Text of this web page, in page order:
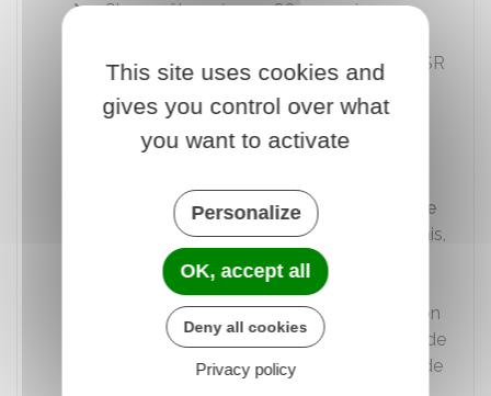
Si vous êtes né en 1988 ou après,
pratique du BSR, accompagnée de l'ASSR
Si nécessaire, avis médical (formulaire
cerfa n°14880).
Documents relatifs à la journée défense
et citoyenneté (JDC)si vous êtes français,
âgé de 17 ans révolus à 25 ans non
révolus : certificat individuel de
participation (CIP) à la JDC, ou attestation
individuelle d'exemption, ou attestation de
situation administrative délivrée en cas de
This site uses cookies and
gives you control over what
you want to activate
Personalize
OK, accept all
Deny all cookies
Privacy policy